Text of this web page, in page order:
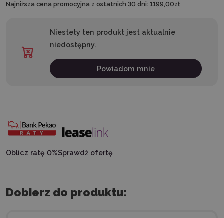
Najniższa cena promocyjna z ostatnich 30 dni: 1199,00zł
Niestety ten produkt jest aktualnie
niedostępny.
Powiadom mnie
Oblicz ratę 0%Sprawdź ofertę
Dobierz do produktu: